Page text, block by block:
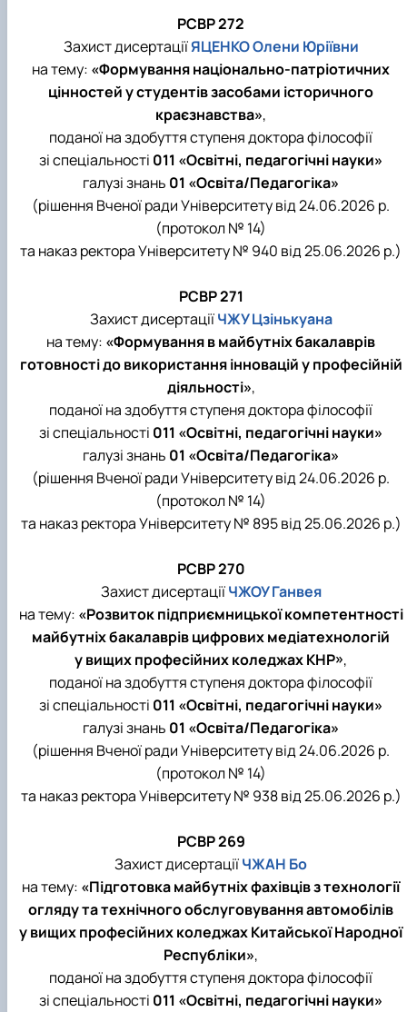
РСВР 272
Захист дисертаціїЯЦЕНКО Олени Юріївни
на тему: «Формування національно-патріотичних
цінностей у студентів засобами історичного
краєзнавства»,
поданої на здобуття ступеня доктора філософії
зі спеціальності 011 «Освітні, педагогічні науки»
галузі знань 01 «Освіта/Педагогіка»
(рішення Вченої ради Університету від 24.06.2026 р.
(протокол № 14)
та наказ ректора Університету № 940 від 25.06.2026 р.)
РСВР 271
Захист дисертаціїЧЖУ Цзінькуана
на тему: «Формування в майбутніх бакалаврів
готовності до використання інновацій у професійній
діяльності»,
поданої на здобуття ступеня доктора філософії
зі спеціальності 011 «Освітні, педагогічні науки»
галузі знань 01 «Освіта/Педагогіка»
(рішення Вченої ради Університету від 24.06.2026 р.
(протокол № 14)
та наказ ректора Університету № 895 від 25.06.2026 р.)
РСВР 270
Захист дисертаціїЧЖОУ Ганвея
на тему: «Розвиток підприємницької компетентності
майбутніх бакалаврів цифрових медіатехнологій
у вищих професійних коледжах КНР»,
поданої на здобуття ступеня доктора філософії
зі спеціальності 011 «Освітні, педагогічні науки»
галузі знань 01 «Освіта/Педагогіка»
(рішення Вченої ради Університету від 24.06.2026 р.
(протокол № 14)
та наказ ректора Університету № 938 від 25.06.2026 р.)
РСВР 269
Захист дисертаціїЧЖАН Бо
на тему: «Підготовка майбутніх фахівців з технології
огляду та технічного обслуговування автомобілів
у вищих професійних коледжах Китайської Народної
Республіки»,
поданої на здобуття ступеня доктора філософії
зі спеціальності 011 «Освітні, педагогічні науки»